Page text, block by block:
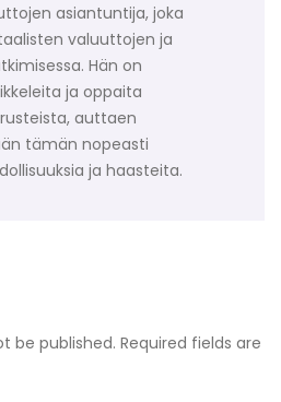
asiantuntija, joka
valuuttojen ja
Hän on
ja oppaita
auttaen
tämän nopeasti
ja haasteita.
be published. Required fields are